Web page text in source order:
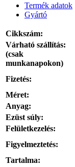
Termék adatok
Gyártó
Cikkszám:
Várható szállítás:
(csak
munkanapokon)
Fizetés:
Méret:
Anyag:
Ezüst súly:
Felületkezelés:
Figyelmeztetés:
Tartalma: